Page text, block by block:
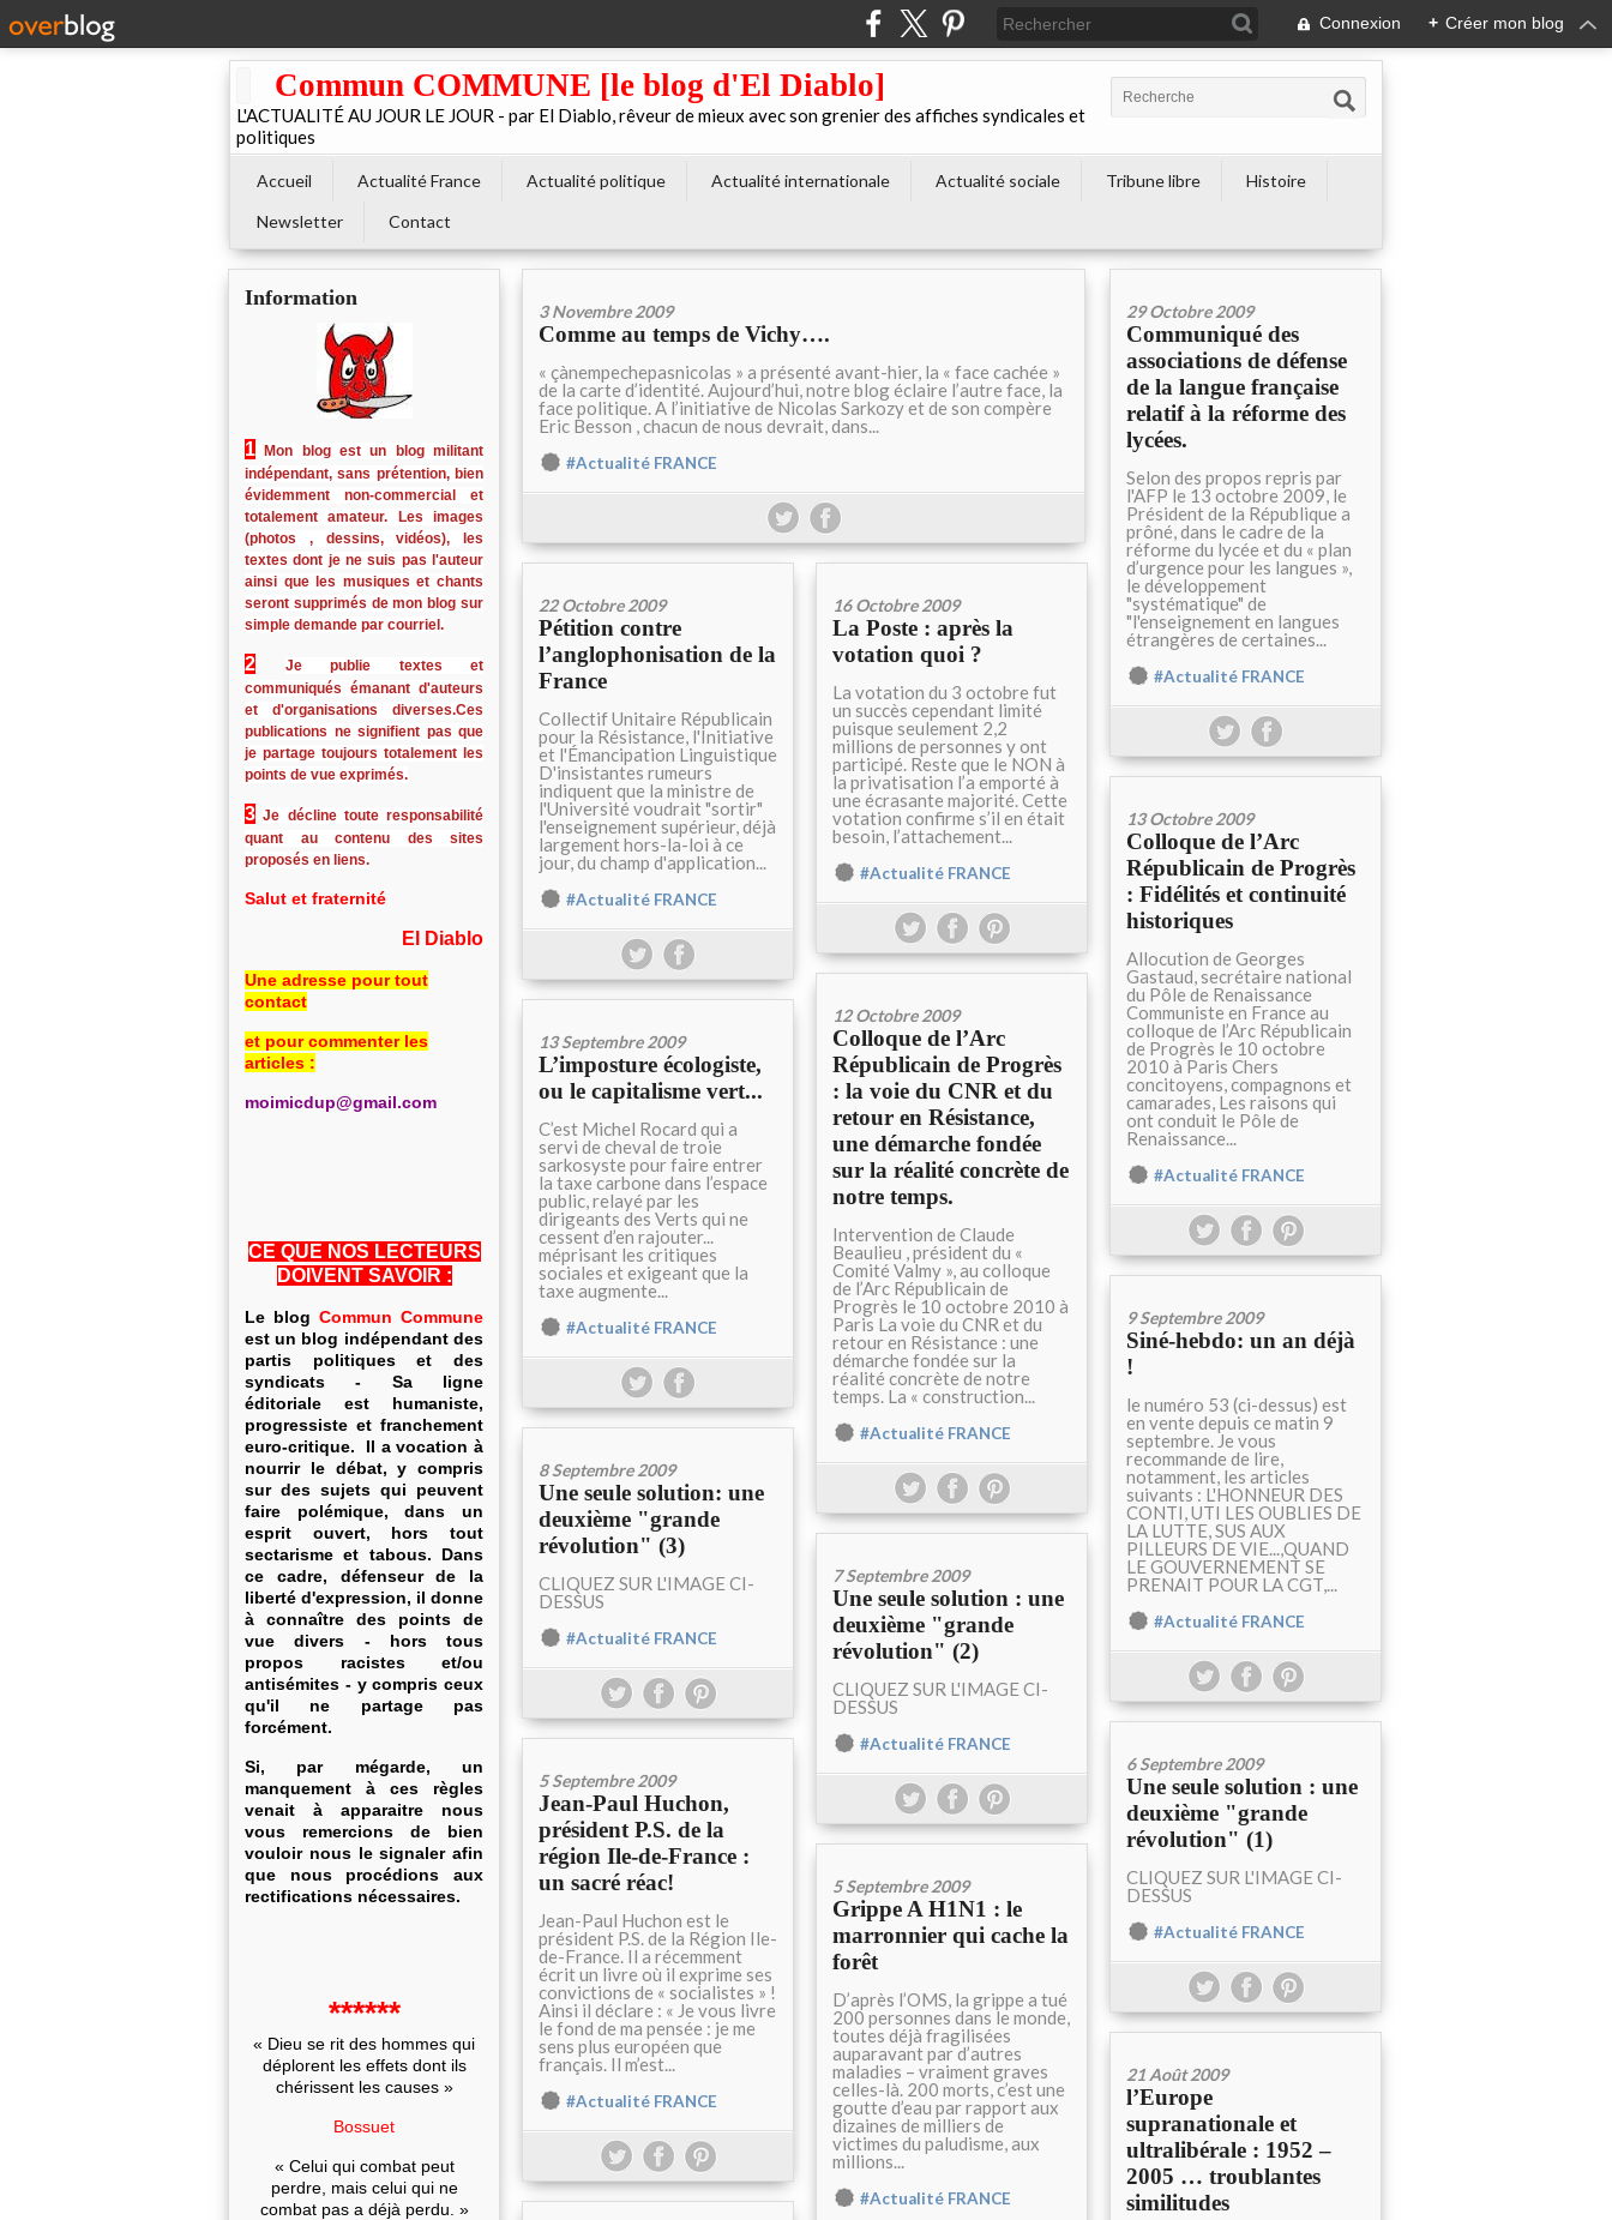
Connexion + Créer mon blog
Commun COMMUNE [le blog d'El Diablo]
L'ACTUALITÉ AU JOUR LE JOUR - par El Diablo, rêveur de mieux avec son grenier des affiches syndicales et
politiques
Accueil Actualité France Actualité politique Actualité internationale Actualité sociale Tribune libre
Histoire
Newsletter
Contact
Information
1
Mon blog est un blog militant
indépendant, sans prétention, bien
évidemment non-commercial et
totalement amateur. Les images
(photos , dessins, vidéos), les
textes dont je ne suis pas l'auteur
ainsi que les musiques et chants
seront supprimés de mon blog sur
simple demande par courriel.
2
Je publie textes et
communiqués émanant d'auteurs
et d'organisations diverses.Ces
publications ne signifient pas que
je partage toujours totalement les
points de vue exprimés.
3 Je décline toute responsabilité
quant au contenu des sites
proposés en liens.
Salut et fraternité
El Diablo
Une adresse pour tout
contact
et pour commenter les
articles :
moimicdup@gmail.com
CE QUE NOS LECTEURS
DOIVENT SAVOIR :
Le blog Commun Commune
est un blog indépendant des
partis politiques et des
syndicats - Sa ligne
éditoriale est humaniste,
progressiste et franchement
euro-critique. Il a vocation à
nourrir le débat, y compris
sur des sujets qui peuvent
faire polémique, dans un
esprit ouvert, hors tout
sectarisme et tabous. Dans
ce cadre, défenseur de la
liberté d'expression, il donne
à connaître des points de
vue divers - hors tous
propos racistes et/ou
antisémites - y compris ceux
qu'il ne partage pas
forcément.
Si, par mégarde, un
manquement à ces règles
venait à apparaitre nous
vous remercions de bien
vouloir nous le signaler afin
que nous procédions aux
rectifications nécessaires.
******
« Dieu se rit des hommes qui
déplorent les effets dont ils
chérissent les causes »
Bossuet
« Celui qui combat peut
perdre, mais celui qui ne
combat pas a déjà perdu. »
3 Novembre 2009
Comme au temps de Vichy….
« çànempechepasnicolas » a présenté avant-hier, la « face cachée »
de la carte d’identité. Aujourd’hui, notre blog éclaire l’autre face, la
face politique. A l’initiative de Nicolas Sarkozy et de son compère
Eric Besson , chacun de nous devrait, dans...
#Actualité FRANCE
29 Octobre 2009
Communiqué des
associations de défense
de la langue française
relatif à la réforme des
lycées.
Selon des propos repris par
l'AFP le 13 octobre 2009, le
Président de la République a
prôné, dans le cadre de la
réforme du lycée et du « plan
d’urgence pour les langues »,
le développement
"systématique" de
"l'enseignement en langues
étrangères de certaines...
#Actualité FRANCE
22 Octobre 2009
Pétition contre
l’anglophonisation de la
France
Collectif Unitaire Républicain
pour la Résistance, l'Initiative
et l'Émancipation Linguistique
D'insistantes rumeurs
indiquent que la ministre de
l'Université voudrait "sortir"
l'enseignement supérieur, déjà
largement hors-la-loi à ce
jour, du champ d'application...
#Actualité FRANCE
16 Octobre 2009
La Poste : après la
votation quoi ?
La votation du 3 octobre fut
un succès cependant limité
puisque seulement 2,2
millions de personnes y ont
participé. Reste que le NON à
la privatisation l’a emporté à
une écrasante majorité. Cette
votation confirme s’il en était
besoin, l’attachement...
#Actualité FRANCE
13 Octobre 2009
Colloque de l’Arc
Républicain de Progrès
: Fidélités et continuité
historiques
Allocution de Georges
Gastaud, secrétaire national
du Pôle de Renaissance
Communiste en France au
colloque de l’Arc Républicain
de Progrès le 10 octobre
2010 à Paris Chers
concitoyens, compagnons et
camarades, Les raisons qui
ont conduit le Pôle de
Renaissance...
#Actualité FRANCE
12 Octobre 2009
Colloque de l’Arc
Républicain de Progrès
: la voie du CNR et du
retour en Résistance,
une démarche fondée
sur la réalité concrète de
notre temps.
Intervention de Claude
Beaulieu , président du «
Comité Valmy », au colloque
de l’Arc Républicain de
Progrès le 10 octobre 2010 à
Paris La voie du CNR et du
retour en Résistance : une
démarche fondée sur la
réalité concrète de notre
temps. La « construction...
#Actualité FRANCE
13 Septembre 2009
L’imposture écologiste,
ou le capitalisme vert...
C’est Michel Rocard qui a
servi de cheval de troie
sarkosyste pour faire entrer
la taxe carbone dans l’espace
public, relayé par les
dirigeants des Verts qui ne
cessent d’en rajouter...
méprisant les critiques
sociales et exigeant que la
taxe augmente...
#Actualité FRANCE 9 Septembre 2009
Siné-hebdo: un an déjà
!
le numéro 53 (ci-dessus) est
en vente depuis ce matin 9
septembre. Je vous
recommande de lire,
notamment, les articles
suivants : L'HONNEUR DES
CONTI, UTI LES OUBLIES DE
LA LUTTE, SUS AUX
PILLEURS DE VIE...,QUAND
LE GOUVERNEMENT SE
PRENAIT POUR LA CGT,...
#Actualité FRANCE
8 Septembre 2009
Une seule solution: une
deuxième "grande
révolution" (3)
CLIQUEZ SUR L'IMAGE CI-
DESSUS
#Actualité FRANCE
7 Septembre 2009
Une seule solution : une
deuxième "grande
révolution" (2)
CLIQUEZ SUR L'IMAGE CI-
DESSUS
#Actualité FRANCE
6 Septembre 2009
Une seule solution : une
deuxième "grande
révolution" (1)
CLIQUEZ SUR L'IMAGE CI-
DESSUS
#Actualité FRANCE
5 Septembre 2009
Jean-Paul Huchon,
président P.S. de la
région Ile-de-France :
un sacré réac!
Jean-Paul Huchon est le
président P.S. de la Région Ile-
de-France. Il a récemment
écrit un livre où il exprime ses
convictions de « socialistes » !
Ainsi il déclare : « Je vous livre
le fond de ma pensée : je me
sens plus européen que
français. Il m’est...
#Actualité FRANCE
5 Septembre 2009
Grippe A H1N1 : le
marronnier qui cache la
forêt
D’après l’OMS, la grippe a tué
200 personnes dans le monde,
toutes déjà fragilisées
auparavant par d’autres
maladies – vraiment graves
celles-là. 200 morts, c’est une
goutte d’eau par rapport aux
dizaines de milliers de
victimes du paludisme, aux
millions...
#Actualité FRANCE
21 Août 2009
l’Europe
supranationale et
ultralibérale : 1952 –
2005 … troublantes
similitudes